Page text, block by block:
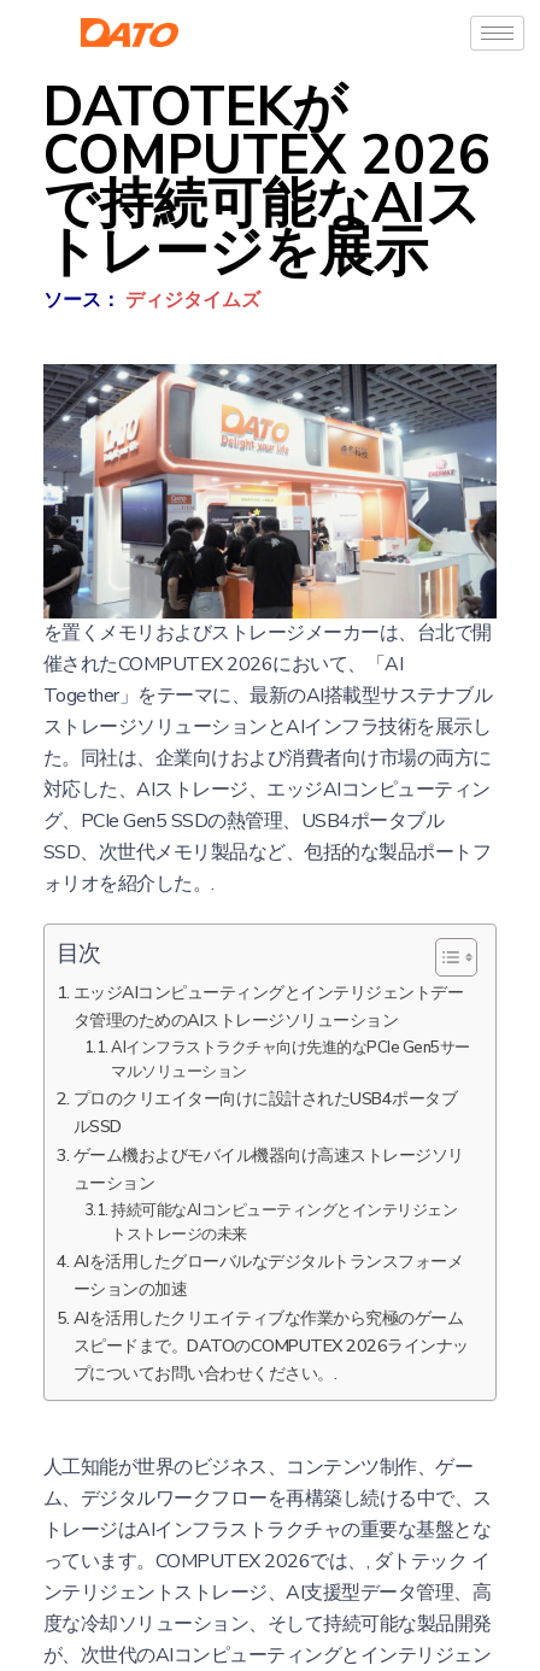
DATOTEKが
COMPUTEX 2026
で持続可能なAIス
トレージを展示
ソース： ディジタイムズ
ダトテック インターナショナル株式会社,
台湾に拠点
を置くメモリおよびストレージメーカーは、台北で開
催されたCOMPUTEX 2026において、「AI
Together」をテーマに、最新のAI搭載型サステナブル
ストレージソリューションとAIインフラ技術を展示し
た。同社は、企業向けおよび消費者向け市場の両方に
対応した、AIストレージ、エッジAIコンピューティン
グ、PCIe Gen5 SSDの熱管理、USB4ポータブル
SSD、次世代メモリ製品など、包括的な製品ポートフ
ォリオを紹介した。.
目次
エッジAIコンピューティングとインテリジェントデー
タ管理のためのAIストレージソリューション
AIインフラストラクチャ向け先進的なPCIe Gen5サー
マルソリューション
プロのクリエイター向けに設計されたUSB4ポータブ
ルSSD
ゲーム機およびモバイル機器向け高速ストレージソリ
ューション
持続可能なAIコンピューティングとインテリジェン
トストレージの未来
AIを活用したグローバルなデジタルトランスフォーメ
ーションの加速
AIを活用したクリエイティブな作業から究極のゲーム
スピードまで。DATOのCOMPUTEX 2026ラインナッ
プについてお問い合わせください。.
人工知能が世界のビジネス、コンテンツ制作、ゲー
ム、デジタルワークフローを再構築し続ける中で、ス
トレージはAIインフラストラクチャの重要な基盤とな
っています。COMPUTEX 2026では、, ダトテック イ
ンテリジェントストレージ、AI支援型データ管理、高
度な冷却ソリューション、そして持続可能な製品開発
が、次世代のAIコンピューティングとインテリジェン